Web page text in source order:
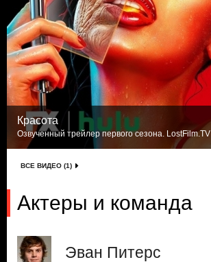
Красота
Озвученный трейлер первого сезона. LostFilm.TV
ВСЕ ВИДЕО (1)
Актеры и команда
Эван Питерс